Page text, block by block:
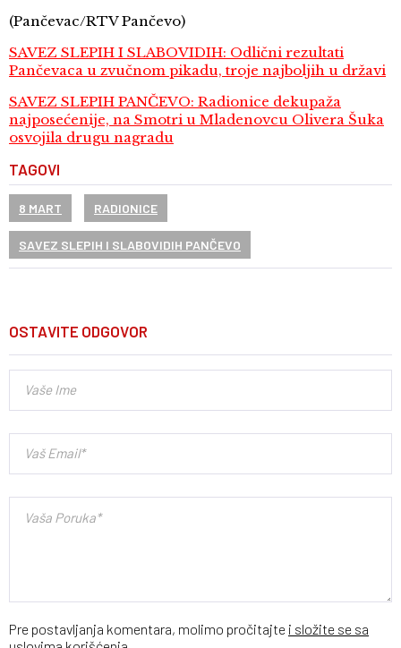
(Pančevac/RTV Pančevo)
SAVEZ SLEPIH I SLABOVIDIH: Odlični rezultati
Pančevaca u zvučnom pikadu, troje najboljih u državi
SAVEZ SLEPIH PANČEVO: Radionice dekupaža
najposećenije, na Smotri u Mladenovcu Olivera Šuka
osvojila drugu nagradu
TAGOVI
8 MART RADIONICE
SAVEZ SLEPIH I SLABOVIDIH PANČEVO
OSTAVITE ODGOVOR
Pre postavljanja komentara, molimo pročitajte i složite se sa